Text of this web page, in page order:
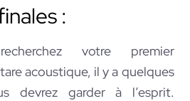
:
votre premier
acoustique, il y a quelques
devrez garder à l’esprit.